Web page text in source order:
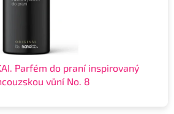
Parfém do praní inspirovaný
vůní No. 8